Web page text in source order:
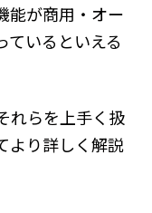
能が商用・オー
ているといえる
れらを上手く扱
より詳しく解説